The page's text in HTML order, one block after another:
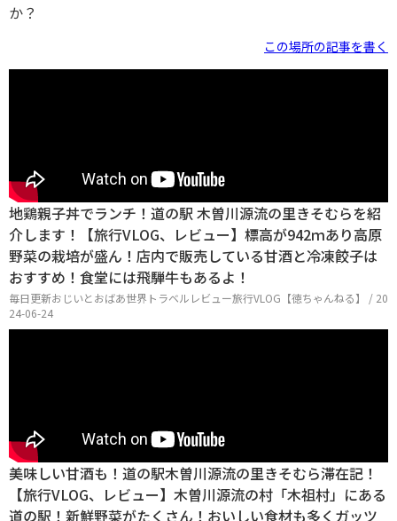
か？
この場所の記事を書く
地鶏親子丼でランチ！道の駅 木曽川源流の里きそむらを紹
介します！【旅行VLOG、レビュー】標高が942ｍあり高原
野菜の栽培が盛ん！店内で販売している甘酒と冷凍餃子は
おすすめ！食堂には飛騨牛もあるよ！
毎日更新おじいとおばあ世界トラベルレビュー旅行VLOG【徳ちゃんねる】 / 20
24-06-24
美味しい甘酒も！道の駅木曽川源流の里きそむら滞在記！
【旅行VLOG、レビュー】木曽川源流の村「木祖村」にある
道の駅！新鮮野菜がたくさん！おいしい食材も多くガッツ